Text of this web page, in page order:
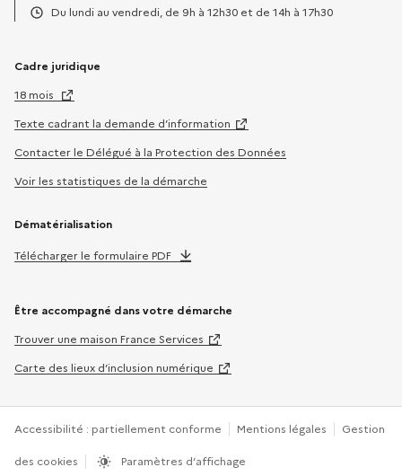
Téléphone :
Du lundi au vendredi, de 9h à 12h30 et de 14h à 17h30
Cadre juridique
18 mois
Texte cadrant la demande d’information
Contacter le Délégué à la Protection des Données
Voir les statistiques de la démarche
Dématérialisation
Télécharger le formulaire PDF
Être accompagné dans votre démarche
Trouver une maison France Services
Carte des lieux d’inclusion numérique
Accessibilité : partiellement conforme Mentions légales Gestion
des cookies Paramètres d’affichage